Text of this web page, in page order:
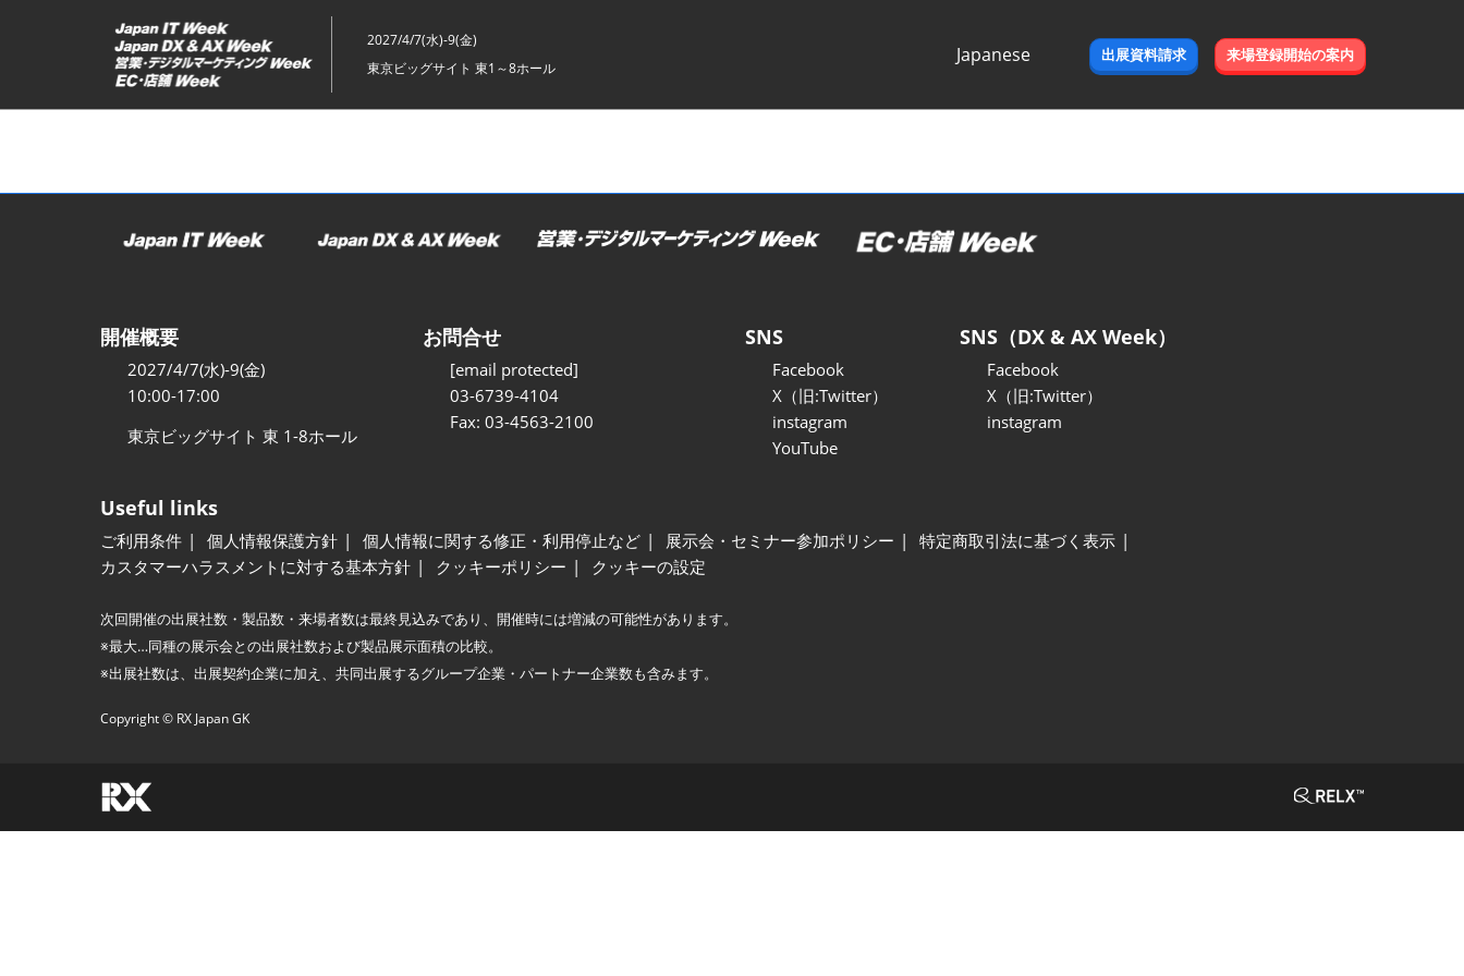
ッ
2027/4/7(水)-9(金)
東京ビッグサイト 東1～8ホール
Japanese
出展資料請求 来場登録開始の案内
開催概要
2027/4/7(水)-9(金)
10:00-17:00
東京ビッグサイト 東 1-8ホール
お問合せ
[email protected]
03-6739-4104
Fax: 03-4563-2100
SNS
Facebook
X（旧:Twitter）
instagram
YouTube
SNS（DX & AX Week）
Facebook
X（旧:Twitter）
instagram
Useful links
ご利用条件 個人情報保護方針 個人情報に関する修正・利用停止など 展示会・セミナー参加ポリシー
特定商取引法に基づく表示
カスタマーハラスメントに対する基本方針
クッキーポリシー クッキーの設定
次回開催の出展社数・製品数・来場者数は最終見込みであり、開催時には増減の可能性があります。
※最大…同種の展示会との出展社数および製品展示面積の比較。
※出展社数は、出展契約企業に加え、共同出展するグループ企業・パートナー企業数も含みます。
Copyright © RX Japan GK